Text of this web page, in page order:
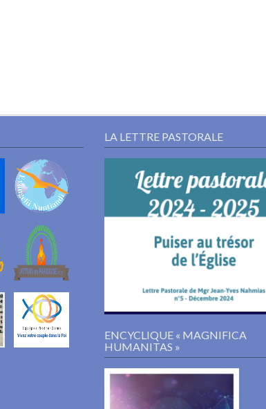
LA LETTRE PASTORALE
ENCYCLIQUE « MAGNIFICA
HUMANITAS »